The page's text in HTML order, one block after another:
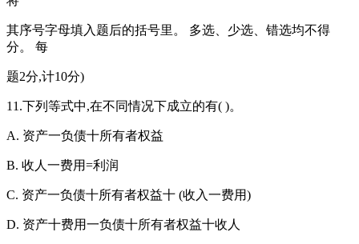
其序号字母填入题后的括号里。 多选、少选、错选均不得
分。 每
题2分,计10分)
11.下列等式中,在不同情况下成立的有( )。
A. 资产一负债十所有者权益
B. 收人一费用=利润
C. 资产一负债十所有者权益十 (收入一费用)
D. 资产十费用一负债十所有者权益十收人